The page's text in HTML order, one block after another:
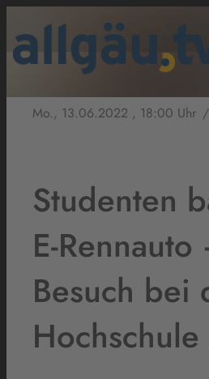
Mo., 13.06.2022 , 18:00 Uhr /
Studenten
E-
Besuch bei